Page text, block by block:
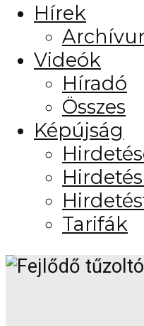
Hírek
Videók
Híradó
Összes
Képújság
Tarifák